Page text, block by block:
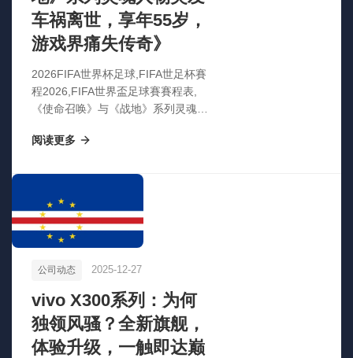
车祸离世，享年55岁，
游戏界痛失传奇》
2026FIFA世界杯足球,FIFA世足杯賽
程2026,FIFA世界盃足球賽賽程表,
《使命召唤》与《战地》系列灵魂人
界痛失传奇》
阅读更多
公司动态 2025-12-27
vivo X300系列：为何
独领风骚？全新旗舰，
体验升级，一触即达巅